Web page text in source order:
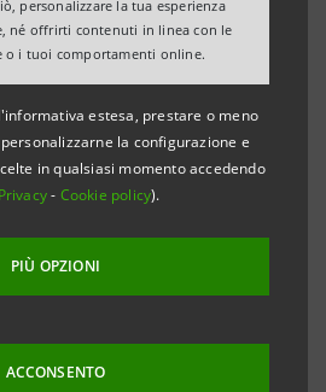
personalizzare la tua esperienza
né offrirti contenuti in linea con le
o i tuoi comportamenti online.
estesa, prestare o meno
la configurazione e
in qualsiasi momento accedendo
Privacy- Cookie policy).
PIÙ OPZIONI
ACCONSENTO